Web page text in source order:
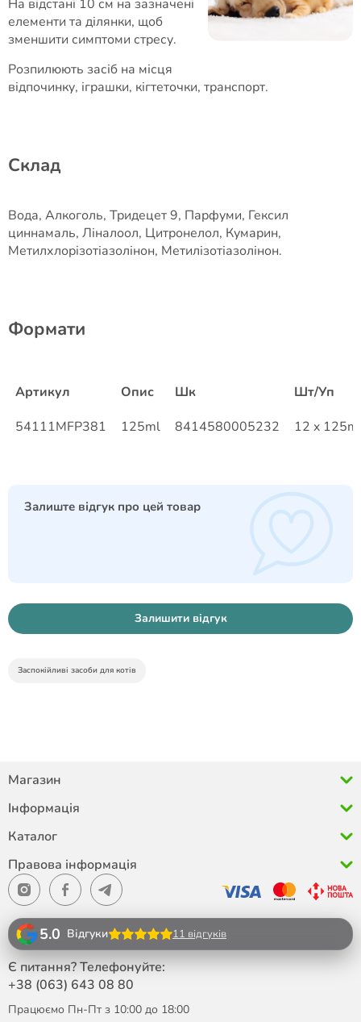
На відстані 10 см на зазначені
елементи та ділянки, щоб
зменшити симптоми стресу.
Розпилюють засіб на місця
відпочинку, іграшки, кігтеточки, транспорт.
Cклад
Вода, Алкоголь, Тридецет 9, Парфуми, Гексил
циннамаль, Ліналоол, Цитронелол, Кумарин,
Метилхлорізотіазолінон, Метилізотіазолінон.
​Формати
Артикул Опис Шк
Шт/Уп
54111MFP381
125ml 8414580005232 12 x
Залиште відгук про цей товар
Залишити відгук
Заспокійливі засоби для котів
Магазин
Інформація
Каталог
Правова інформація
5.0 Відгуки 11 відгуків
Є питання? Телефонуйте:
+38 (063) 643 08 80
Працюємо Пн-Пт з 10:00 до 18:00